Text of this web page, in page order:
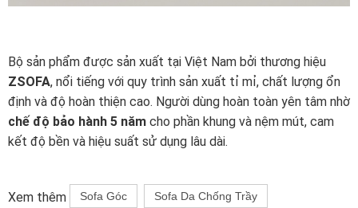
Bộ sản phẩm được sản xuất tại Việt Nam bởi thương hiệu
ZSOFA, nổi tiếng với quy trình sản xuất tỉ mỉ, chất lượng ổn
định và độ hoàn thiện cao. Người dùng hoàn toàn yên tâm nhờ
chế độ bảo hành 5 năm cho phần khung và nệm mút, cam
kết độ bền và hiệu suất sử dụng lâu dài.
Xem thêm Sofa Góc Sofa Da Chống Trầy